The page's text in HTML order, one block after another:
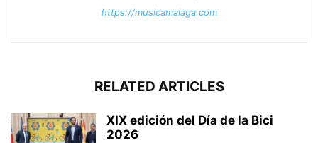
https://musicamalaga.com
RELATED ARTICLES
XIX edición del Día de la Bici
2026